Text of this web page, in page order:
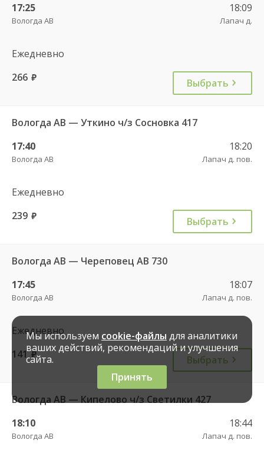
17:25
Вологда АВ
18:09
Лапач д.
Ежедневно
266 руб. Выбрать
Вологда АВ — Уткино ч/з Сосновка 417
17:40
Вологда АВ
18:20
Лапач д. пов.
Ежедневно
239 руб. Выбрать
Вологда АВ — Череповец АВ 730
17:45
Вологда АВ
18:07
Лапач д. пов.
Ежедневно
141 руб. Выбрать
Вологда АВ — Кипелово ч/з Светилки 427
18:10
Вологда АВ
18:44
Лапач д. пов.
Мы используем cookie-файлы для аналитики
ваших действий, рекомендаций и улучшения
сайта.
Принять